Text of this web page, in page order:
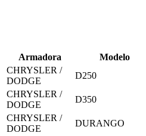
Armadora Modelo
CHRYSLER /
DODGE
D250
CHRYSLER /
DODGE
D350
CHRYSLER /
DODGE
DURANGO